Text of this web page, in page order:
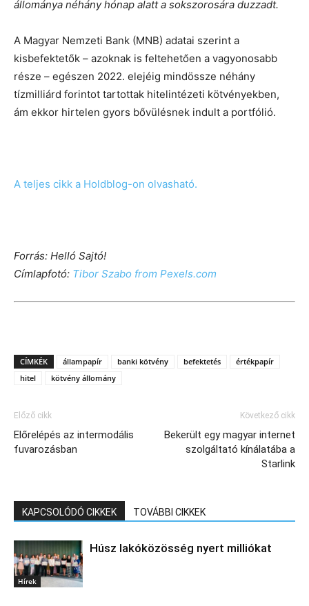
állománya néhány hónap alatt a sokszorosára duzzadt.
A Magyar Nemzeti Bank (MNB) adatai szerint a
kisbefektetők – azoknak is feltehetően a vagyonosabb
része – egészen 2022. elejéig mindössze néhány
tízmilliárd forintot tartottak hitelintézeti kötvényekben,
ám ekkor hirtelen gyors bővülésnek indult a portfólió.
A teljes cikk a Holdblog-on olvasható.
Forrás: Helló Sajtó!
Címlapfotó: Tibor Szabo from Pexels.com
CÍMKÉK állampapír banki kötvény befektetés
értékpapír
hitel
kötvény állomány
Előző cikk
Előrelépés az intermodális
fuvarozásban
Következő cikk
Bekerült egy magyar internet
szolgáltató kínálatába a
Starlink
KAPCSOLÓDÓ CIKKEK TOVÁBBI CIKKEK
Hírek
Húsz lakóközösség nyert milliókat